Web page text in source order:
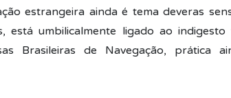
estrangeira ainda é tema deveras
está umbilicalmente ligado ao
Brasileiras de Navegação, prática